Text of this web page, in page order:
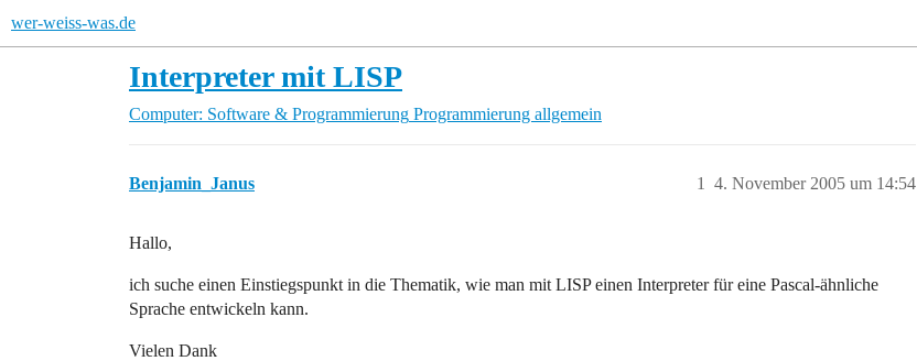
wer-weiss-was.de
Interpreter mit LISP
Computer: Software & Programmierung Programmierung allgemein
Benjamin_Janus 4. November 2005 um 14:54
1
Hallo,
ich suche einen Einstiegspunkt in die Thematik, wie man mit LISP einen Interpreter für eine Pascal-ähnliche
Sprache entwickeln kann.
Vielen Dank